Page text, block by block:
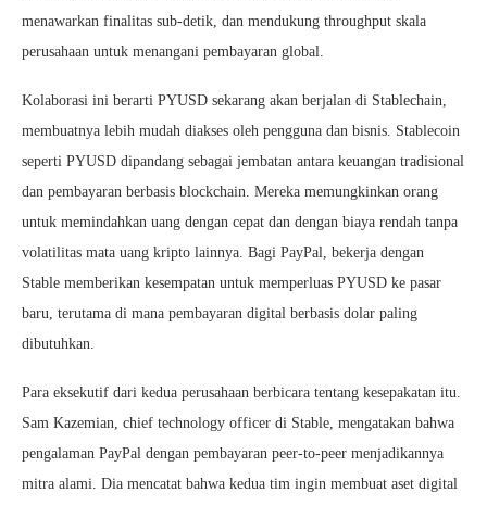
menawarkan finalitas sub-detik, dan mendukung throughput skala
perusahaan untuk menangani pembayaran global.
Kolaborasi ini berarti PYUSD sekarang akan berjalan di Stablechain,
membuatnya lebih mudah diakses oleh pengguna dan bisnis. Stablecoin
seperti PYUSD dipandang sebagai jembatan antara keuangan tradisional
dan pembayaran berbasis blockchain. Mereka memungkinkan orang
untuk memindahkan uang dengan cepat dan dengan biaya rendah tanpa
volatilitas mata uang kripto lainnya. Bagi PayPal, bekerja dengan
Stable memberikan kesempatan untuk memperluas PYUSD ke pasar
baru, terutama di mana pembayaran digital berbasis dolar paling
dibutuhkan.
Para eksekutif dari kedua perusahaan berbicara tentang kesepakatan itu.
Sam Kazemian, chief technology officer di Stable, mengatakan bahwa
pengalaman PayPal dengan pembayaran peer-to-peer menjadikannya
mitra alami. Dia mencatat bahwa kedua tim ingin membuat aset digital